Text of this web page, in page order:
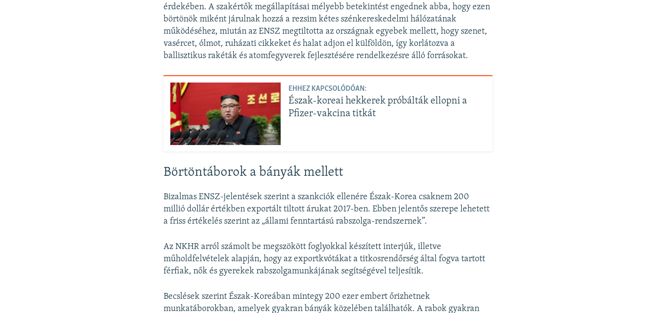
érdekében. A szakértők megállapításai mélyebb betekintést engednek abba, hogy ezen
börtönök miként járulnak hozzá a rezsim kétes szénkereskedelmi hálózatának
működéséhez, miután az ENSZ megtiltotta az országnak egyebek mellett, hogy szenet,
vasércet, ólmot, ruházati cikkeket és halat adjon el külföldön, így korlátozva a
ballisztikus rakéták és atomfegyverek fejlesztésére rendelkezésre álló forrásokat.
EHHEZ KAPCSOLÓDÓAN:
Észak-koreai hekkerek próbálták ellopni a
Pfizer-vakcina titkát
Börtöntáborok a bányák mellett
Bizalmas ENSZ-jelentések szerint a szankciók ellenére Észak-Korea csaknem 200
millió dollár értékben exportált tiltott árukat 2017-ben. Ebben jelentős szerepe lehetett
a friss értékelés szerint az „állami fenntartású rabszolga-rendszernek”.
Az NKHR arról számolt be megszökött foglyokkal készített interjúk, illetve
műholdfelvételek alapján, hogy az exportkvótákat a titkosrendőrség által fogva tartott
férfiak, nők és gyerekek rabszolgamunkájának segítségével teljesítik.
Becslések szerint Észak-Koreában mintegy 200 ezer embert őrizhetnek
munkatáborokban, amelyek gyakran bányák közelében találhatók. A rabok gyakran